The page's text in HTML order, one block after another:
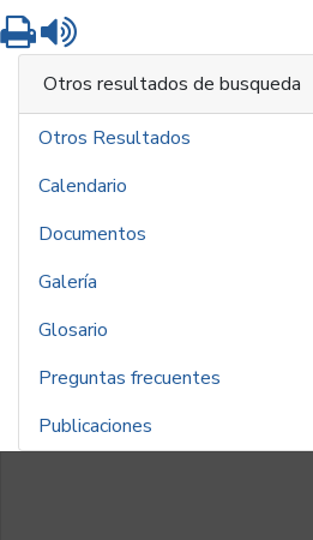
Imprimir
Otros resultados de busqueda
Otros Resultados
Calendario
Documentos
Galería
Glosario
Preguntas frecuentes
Publicaciones